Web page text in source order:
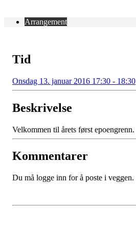
Arrangement
Tid
Onsdag 13. januar 2016 17:30 - 18:30
Beskrivelse
Velkommen til årets først epoengrenn.
Kommentarer
Du må logge inn for å poste i veggen.